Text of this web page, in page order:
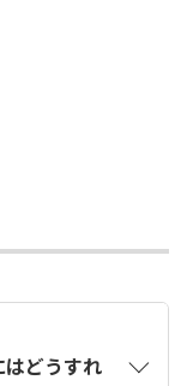
どうすれ